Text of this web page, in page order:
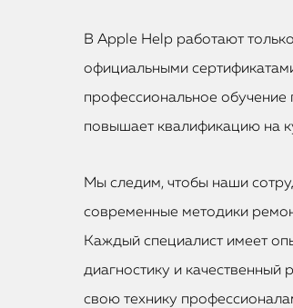
В Apple Help работают
официальными
профессиональное
повышает квалификацию на
Мы следим, чтобы наши
современные методики
Каждый специалист имеет
диагностику и
свою технику